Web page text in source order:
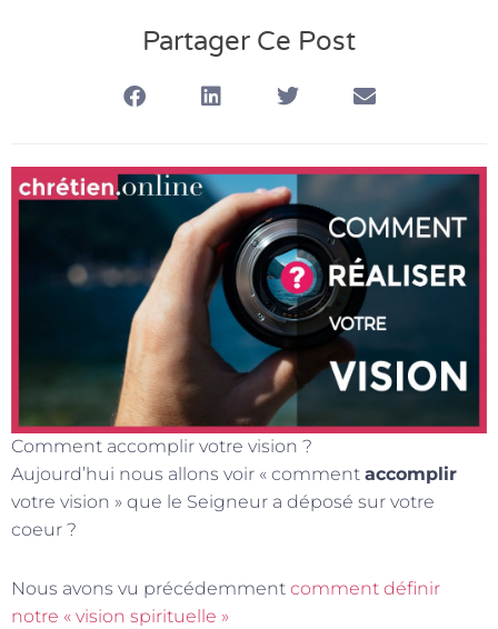
Partager Ce Post
Comment accomplir votre vision ?
Aujourd’hui nous allons voir « comment accomplir
votre vision » que le Seigneur a déposé sur votre
coeur ?
Nous avons vu précédemment comment définir
notre « vision spirituelle »